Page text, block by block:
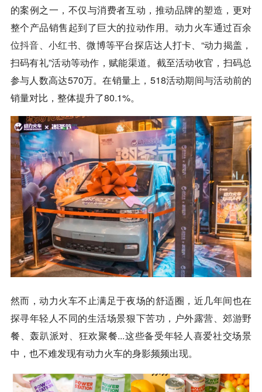
的案例之一，不仅与消费者互动，推动品牌的塑造，更对
整个产品销售起到了巨大的拉动作用。动力火车通过百余
位抖音、小红书、微博等平台探店达人打卡、“动力揭盖，
扫码有礼”活动等动作，赋能渠道。截至活动收官，扫码总
参与人数高达570万。在销量上，518活动期间与活动前的
销量对比，整体提升了80.1%。
然而，动力火车不止满足于夜场的舒适圈，近几年间也在
探寻年轻人不同的生活场景狠下苦功，户外露营、郊游野
餐、轰趴派对、狂欢聚餐...这些备受年轻人喜爱社交场景
中，也不难发现有动力火车的身影频频出现。